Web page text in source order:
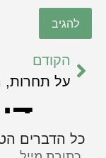
הקודם
כל הדברים